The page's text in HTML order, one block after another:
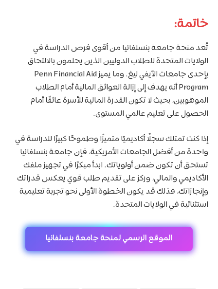
خاتمة:
تُعد منحة جامعة بنسلفانيا من أقوى فرص الدراسة في
الولايات المتحدة للطلاب الدوليين الذين يحلمون بالالتحاق
بإحدى جامعات الآيفي ليغ. وما يميز Penn Financial Aid
Program أنه يهدف إلى إزالة العوائق المالية أمام الطلاب
الموهوبين، بحيث لا تكون القدرة المالية للأسرة عائقًا أمام
الحصول على تعليم عالمي المستوى.
إذا كنت تمتلك سجلًا أكاديميًا متميزًا وطموحًا كبيرًا للدراسة في
واحدة من أفضل الجامعات الأمريكية، فإن جامعة بنسلفانيا
تستحق أن تكون ضمن أولوياتك. ابدأ مبكرًا في تجهيز ملفك
الأكاديمي والمالي، وركز على تقديم طلب قوي يعكس قدراتك
وإنجازاتك، فذلك قد يكون الخطوة الأولى نحو تجربة تعليمية
استثنائية في الولايات المتحدة.
الموقع الرسمي لمنحة جامعة بنسلفانيا